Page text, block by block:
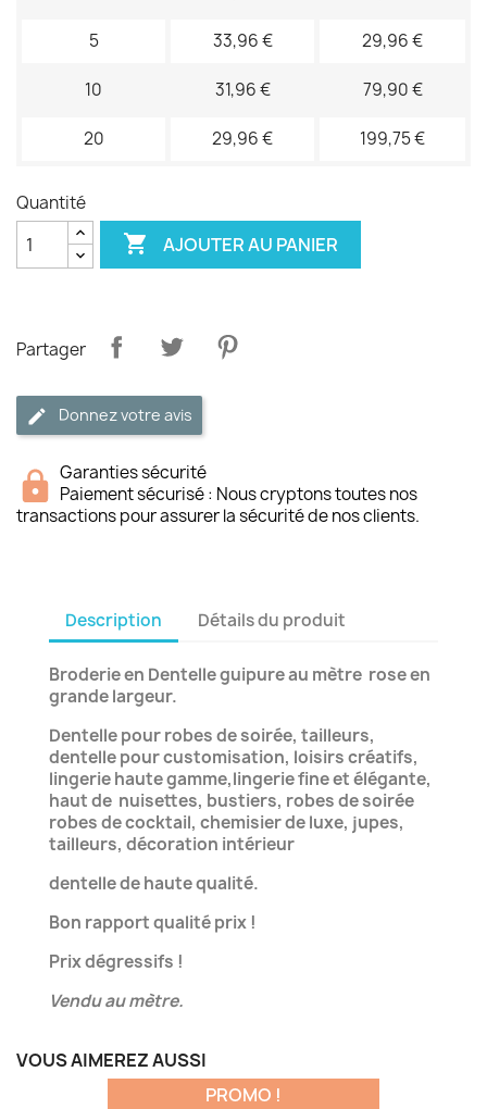
5 33,96 € 29,96 €
10 31,96 € 79,90 €
20 29,96 € 199,75 €
Quantité
 AJOUTER AU PANIER
Partager
Donnez votre avis
Garanties sécurité
Paiement sécurisé : Nous cryptons toutes nos
transactions pour assurer la sécurité de nos clients.
Description Détails du produit
Broderie en Dentelle guipure au mètre rose en
grande largeur.
Dentelle pour robes de soirée, tailleurs,
dentelle pour customisation, loisirs créatifs,
lingerie haute gamme,lingerie fine et élégante,
haut de nuisettes, bustiers, robes de soirée
robes de cocktail, chemisier de luxe, jupes,
tailleurs, décoration intérieur
dentelle de haute qualité.
Bon rapport qualité prix !
Prix dégressifs !
Vendu au mètre.
VOUS AIMEREZ AUSSI
PROMO !